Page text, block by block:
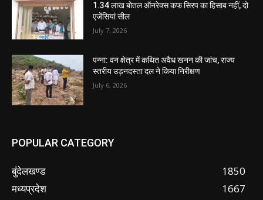
1.34 लाख बोतल ऑनरेक्स कफ सिरप का हिसाब नहीं, दो
एजेंसियां सील
July 7, 2026
पन्ना: वन क्षेत्र में कथित अवैध खनन की जांच, राज्य
स्तरीय उड़नदस्ता दल ने किया निरीक्षण
July 6, 2026
POPULAR CATEGORY
बुंदेलखण्ड
1850
मध्यप्रदेश
1667